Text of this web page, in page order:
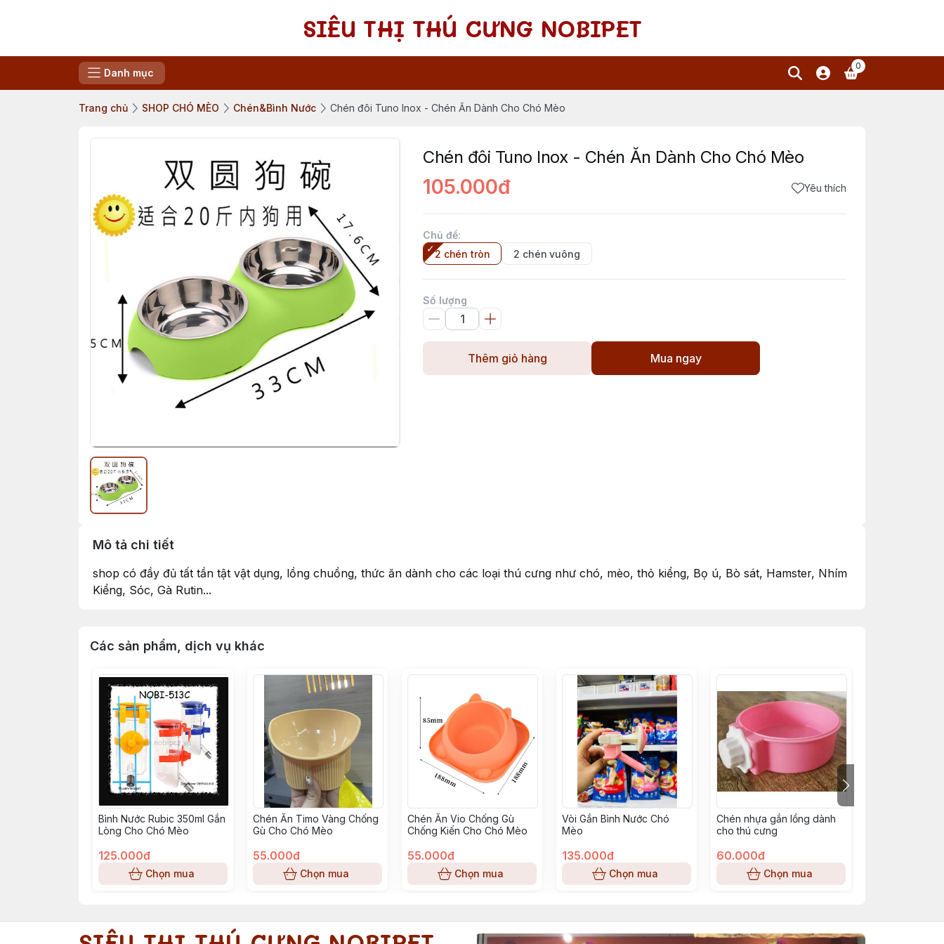
SIÊU THỊ THÚ CƯNG NOBIPET
Danh mục
0
Trang chủ SHOP CHÓ MÈO Chén&Bình Nước Chén đôi Tuno Inox - Chén Ăn Dành Cho Chó Mèo
Chén đôi Tuno Inox - Chén Ăn Dành Cho Chó Mèo
105.000đ Yêu thích
Chủ để:
2 chén tròn
2 chén vuông
Số lượng
Thêm giỏ hàng Mua ngay
Mô tả chi tiết
shop có đầy đủ tất tần tật vật dụng, lồng chuồng, thức ăn dành cho các loại thú cưng như chó, mèo, thỏ kiểng, Bọ ú, Bò sát, Hamster, Nhím
Kiểng, Sóc, Gà Rutin...
Các sản phẩm, dịch vụ khác
Bình Nước Rubic 350ml Gắn
Lòng Cho Chó Mèo
125.000đ
Chọn mua
Chén Ăn Timo Vàng Chống
Gù Cho Chó Mèo
55.000đ
Chọn mua
Chén Ăn Vio Chống Gù
Chống Kiến Cho Chó Mèo
55.000đ
Chọn mua
Vòi Gắn Bình Nước Chó
Mèo
135.000đ
Chọn mua
Chén nhựa gắn lồng dành
cho thú cưng
60.000đ
Chọn mua